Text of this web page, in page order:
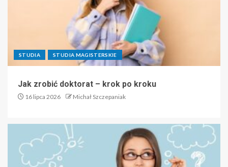
STUDIA STUDIA MAGISTERSKIE
Jak zrobić doktorat – krok po kroku
16 lipca 2026 Michał Szczepaniak